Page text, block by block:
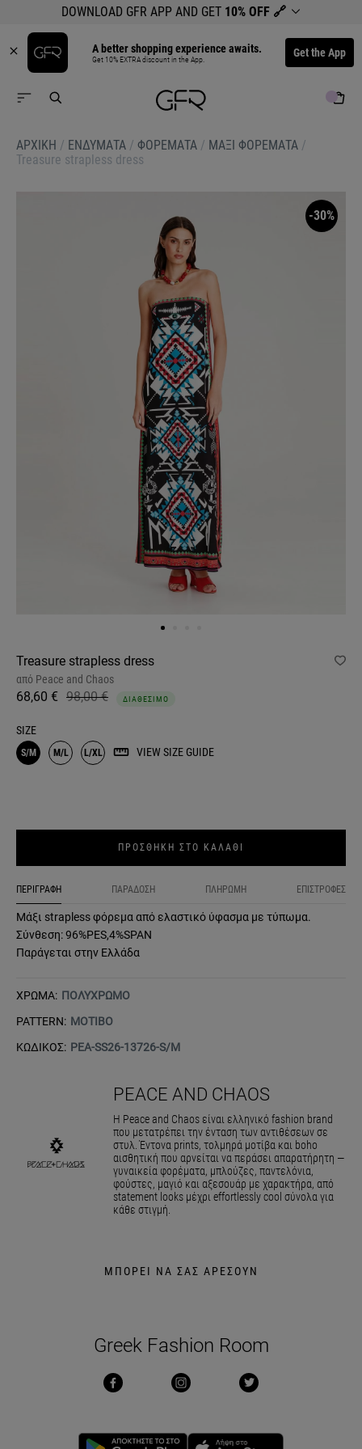
DOWNLOAD GFR APP AND GET 10% OFF 🔗
A better shopping experience awaits.
Get 10% EXTRA discount in the App. Get the App
ΑΡΧΙΚΉ / ΕΝΔΥΜΑΤΑ / ΦΟΡΕΜΑΤΑ / ΜΑΞΙ ΦΟΡΕΜΑΤΑ /
Treasure strapless dress
-30%
Treasure strapless dress
από Peace and Chaos
68,60 € 98,00 € ΔΙΑΘΕΣΙΜΟ
SIZE
S/M M/L L/XL VIEW SIZE GUIDE
ΠΡΟΣΘΗΚΗ ΣΤΟ ΚΑΛΑΘΙ
ΠΕΡΙΓΡΑΦΗ ΠΑΡΑΔΟΣΗ ΠΛΗΡΩΜΗ ΕΠΙΣΤΡΟΦΕΣ
Μάξι strapless φόρεμα από ελαστικό ύφασμα με τύπωμα.
Σύνθεση: 96%PES,4%SPAN
Παράγεται στην Ελλάδα
ΧΡΩΜΑ: ΠΟΛΥΧΡΩΜΟ
PATTERN: ΜΟΤΙΒΟ
ΚΩΔΙΚΟΣ: PEA-SS26-13726-S/M
PEACE AND CHAOS
Η Peace and Chaos είναι ελληνικό fashion brand
που μετατρέπει την ένταση των αντιθέσεων σε
στυλ. Έντονα prints, τολμηρά μοτίβα και boho
αισθητική που αρνείται να περάσει απαρατήρητη —
γυναικεία φορέματα, μπλούζες, παντελόνια,
φούστες, μαγιό και αξεσουάρ με χαρακτήρα, από
statement looks μέχρι effortlessly cool σύνολα για
κάθε στιγμή.
ΜΠΟΡΕΙ ΝΑ ΣΑΣ ΑΡΕΣΟΥΝ
Greek Fashion Room